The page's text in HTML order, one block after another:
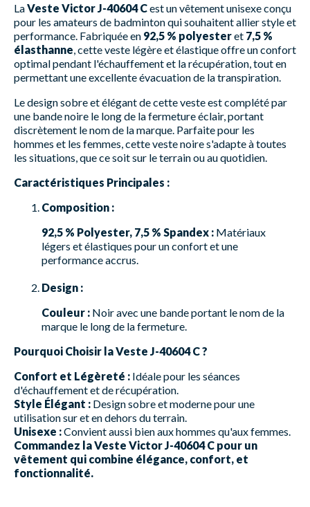
LaVeste Victor J-40604 Cest un vêtement unisexe conçu
pour les amateurs de badminton qui souhaitent allier style et
performance. Fabriquée en 92,5 % polyesteret 7,5 %
élasthanne , cette veste légère et élastique offre un confort
optimal pendant l'échauffement et la récupération, tout en
permettant une excellente évacuation de la transpiration.
Le design sobre et élégant de cette veste est complété par
une bande noire le long de la fermeture éclair, portant
discrètement le nom de la marque. Parfaite pour les
hommes et les femmes, cette veste noire s'adapte à toutes
les situations, que ce soit sur le terrain ou au quotidien.
Caractéristiques Principales :
Composition :
92,5 % Polyester, 7,5 % Spandex : Matériaux
légers et élastiques pour un confort et une
performance accrus.
Design :
Couleur : Noir avec une bande portant le nom de la
marque le long de la fermeture.
Pourquoi Choisir la Veste J-40604 C ?
Confort et Légèreté : Idéale pour les séances
d'échauffement et de récupération.
Style Élégant : Design sobre et moderne pour une
utilisation sur et en dehors du terrain.
Unisexe :Convient aussi bien aux hommes qu'aux femmes.
Commandez la Veste Victor J-40604 C pour un
vêtement qui combine élégance, confort, et
fonctionnalité.